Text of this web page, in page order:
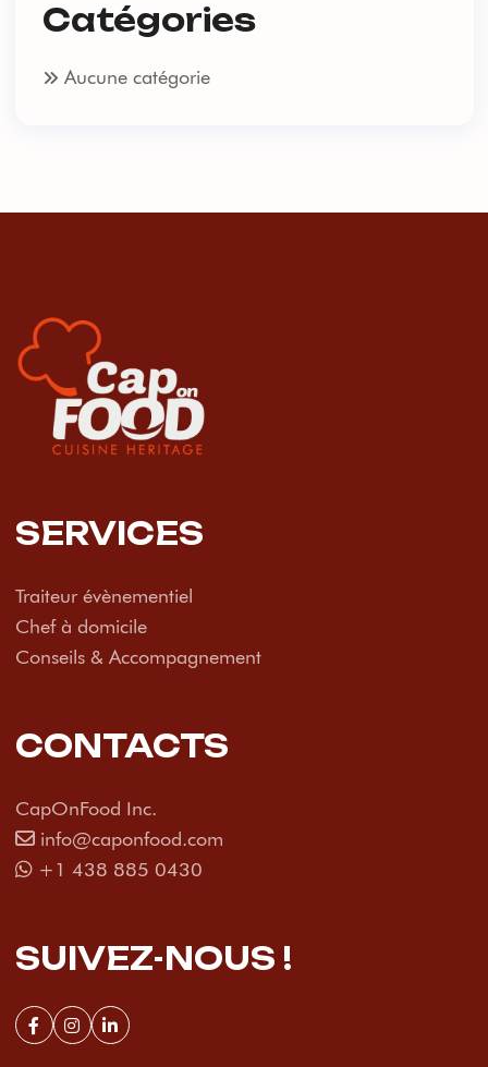
Catégories
Aucune catégorie
SERVICES
Traiteur évènementiel
Chef à domicile
Conseils & Accompagnement
CONTACTS
CapOnFood Inc.
info@caponfood.com
+1 438 885 0430
SUIVEZ-NOUS !